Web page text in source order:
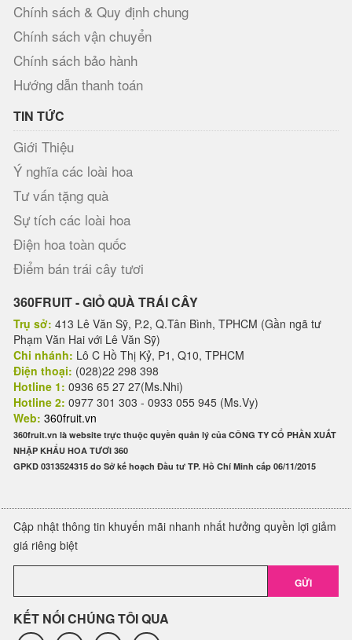
Chính sách & Quy định chung
Chính sách vận chuyển
Chính sách bảo hành
Hướng dẫn thanh toán
TIN TỨC
Giới Thiệu
Ý nghĩa các loài hoa
Tư vấn tặng quà
Sự tích các loài hoa
Điện hoa toàn quốc
Điểm bán trái cây tươi
360FRUIT - GIỎ QUÀ TRÁI CÂY
Trụ sở: 413 Lê Văn Sỹ, P.2, Q.Tân Bình, TPHCM (Gần ngã tư
Phạm Văn Hai với Lê Văn Sỹ)
Chi nhánh: Lô C Hồ Thị Kỷ, P1, Q10, TPHCM
Điện thoại: (028)22 298 398
Hotline 1: 0936 65 27 27(Ms.Nhi)
Hotline 2: 0977 301 303 - 0933 055 945 (Ms.Vy)
Web: 360fruit.vn
360fruit.vn là website trực thuộc quyền quản lý của CÔNG TY CỔ PHẦN XUẤT
NHẬP KHẨU HOA TƯƠI 360
GPKD 0313524315 do Sở kế hoạch Đầu tư TP. Hồ Chí Minh cấp 06/11/2015
Cập nhật thông tin khuyến mãi nhanh nhất hưởng quyền lợi giảm
giá riêng biệt
GỬI
KẾT NỐI CHÚNG TÔI QUA